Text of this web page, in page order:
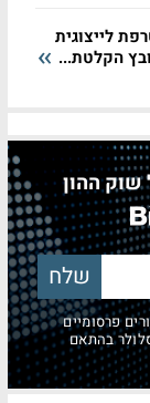
לייצוגית
שוק ההון
פרסומיים
בהתאם